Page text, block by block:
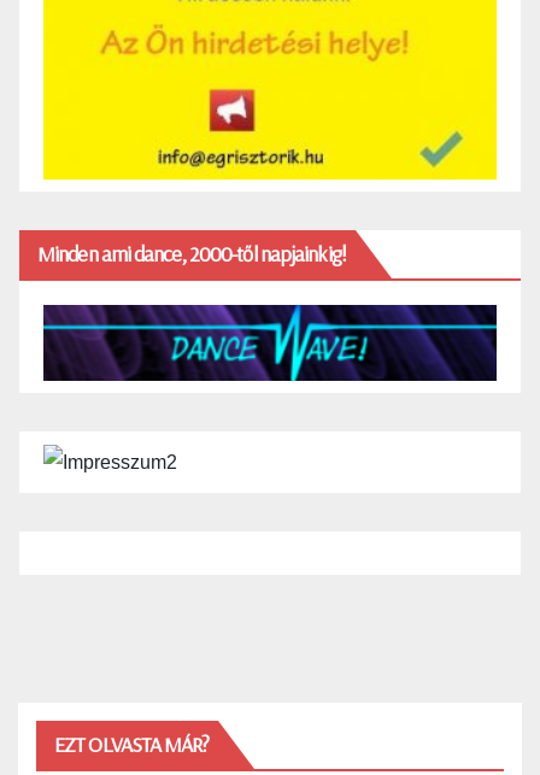
Minden ami dance, 2000-től napjainkig!
EZT OLVASTA MÁR?